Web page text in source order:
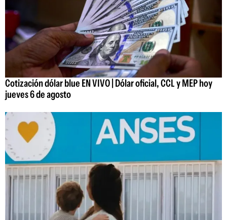
Cotización dólar blue EN VIVO | Dólar oficial, CCL y MEP hoy
jueves 6 de agosto